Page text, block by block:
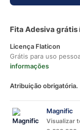
Fita Adesiva grátis
Licença Flaticon
Grátis para uso
informações
Atribuição obrigatória.
Magnific
Visualizar